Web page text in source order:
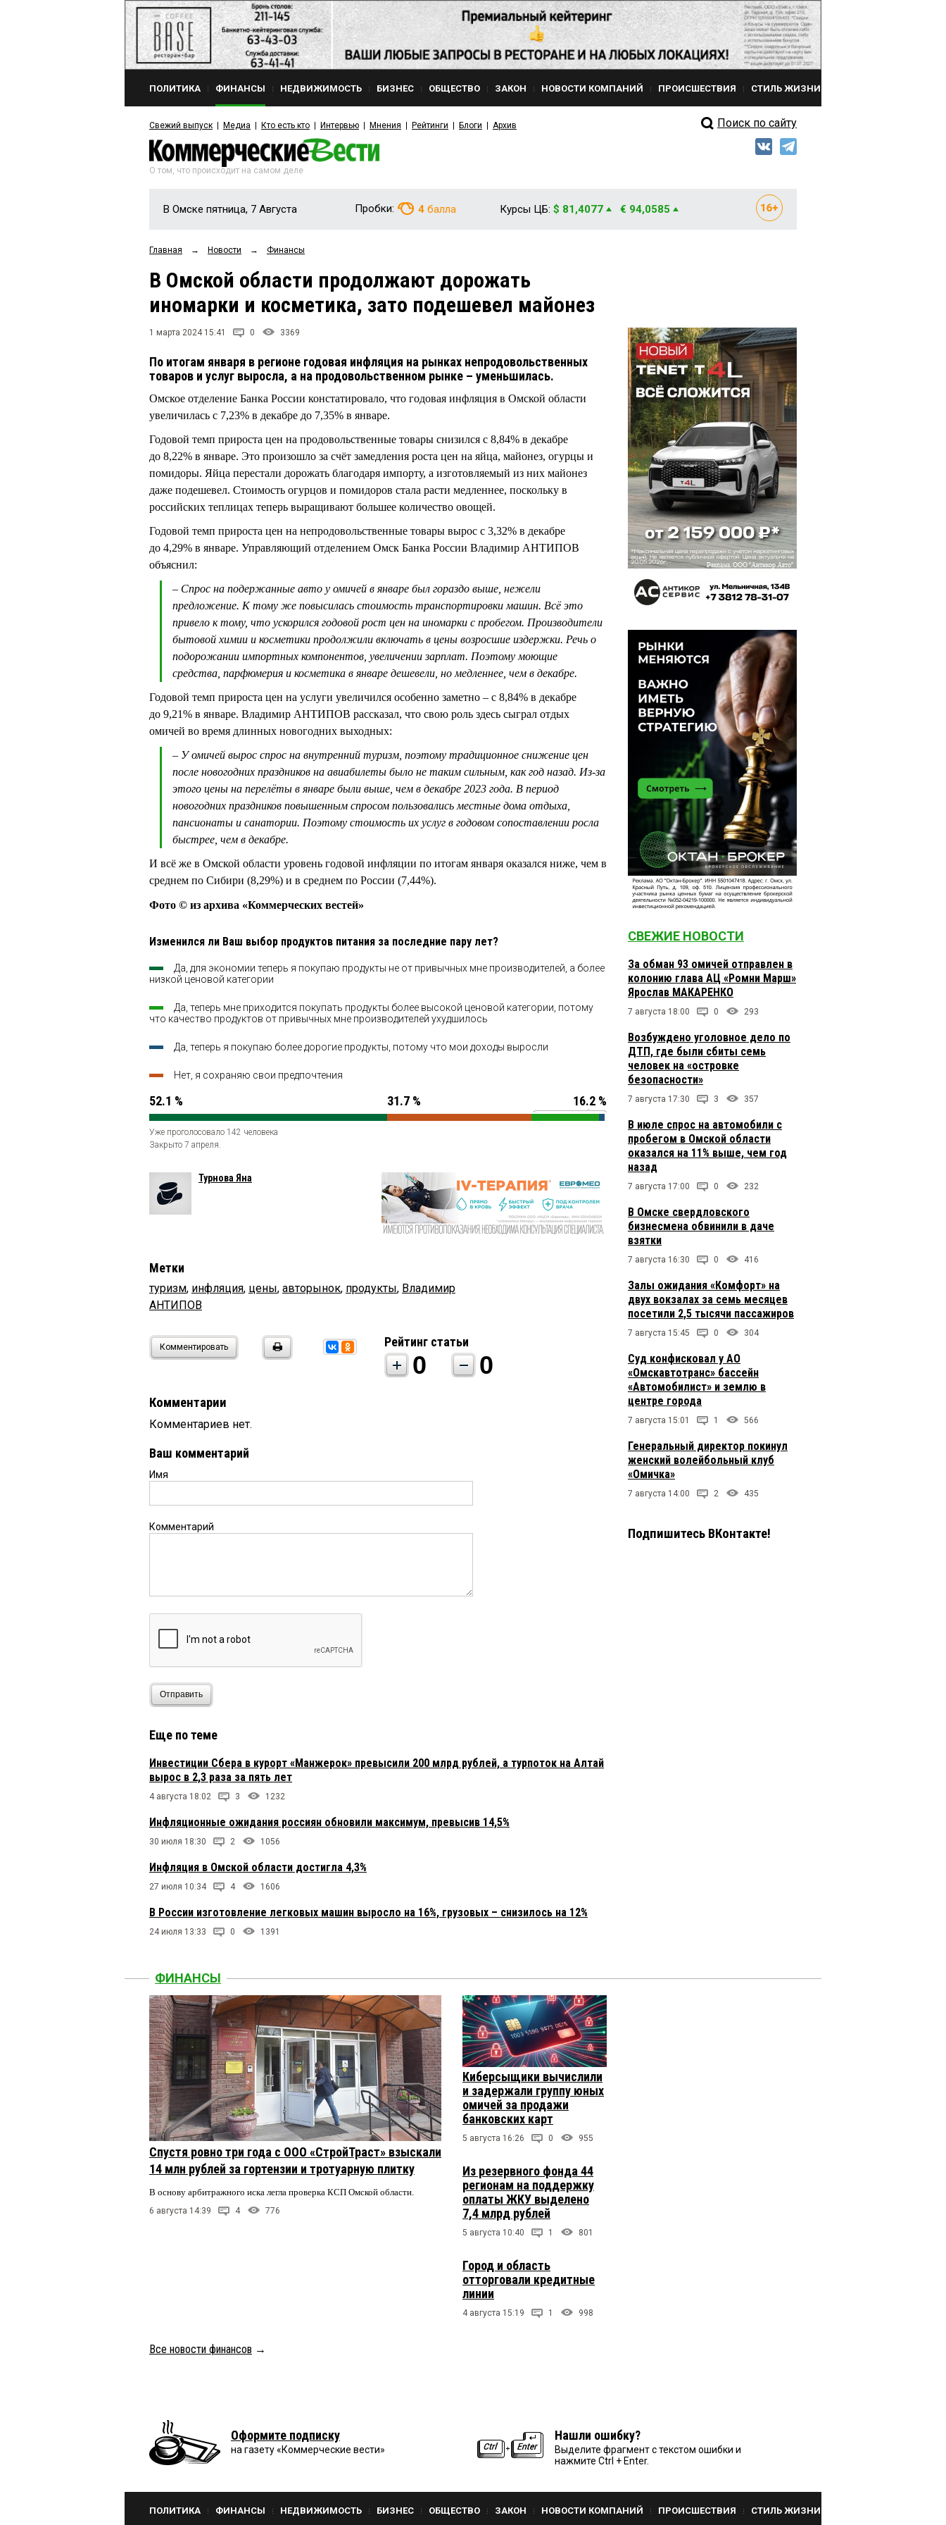
ПОЛИТИКА ФИНАНСЫ НЕДВИЖИМОСТЬ БИЗНЕС ОБЩЕСТВО ЗАКОН НОВОСТИ КОМПАНИЙ ПРОИСШЕСТВИЯ СТИЛЬ ЖИЗНИ
Свежий выпуск Медиа Кто есть кто Интервью Мнения Рейтинги Блоги Архив Поиск по сайту
О том, что происходит на самом деле
В Омске пятница, 7 Августа Пробки: 4 балла Курсы ЦБ: $ 81,4077 € 94,0585
Главная → Новости → Финансы
В Омской области продолжают дорожать
иномарки и косметика, зато подешевел майонез
1 марта 2024 15:41 0 3369
По итогам января в регионе годовая инфляция на рынках непродовольственных
товаров и услуг выросла, а на продовольственном рынке – уменьшилась.
Омское отделение Банка России констатировало, что годовая инфляция в Омской области
увеличилась с 7,23% в декабре до 7,35% в январе.
Годовой темп прироста цен на продовольственные товары снизился с 8,84% в декабре
до 8,22% в январе. Это произошло за счёт замедления роста цен на яйца, майонез, огурцы и
помидоры. Яйца перестали дорожать благодаря импорту, а изготовляемый из них майонез
даже подешевел. Стоимость огурцов и помидоров стала расти медленнее, поскольку в
российских теплицах теперь выращивают большее количество овощей.
Годовой темп прироста цен на непродовольственные товары вырос с 3,32% в декабре
до 4,29% в январе. Управляющий отделением Омск Банка России Владимир АНТИПОВ
объяснил:
– Спрос на подержанные авто у омичей в январе был гораздо выше, нежели
предложение. К тому же повысилась стоимость транспортировки машин. Всё это
привело к тому, что ускорился годовой рост цен на иномарки с пробегом. Производители
бытовой химии и косметики продолжили включать в цены возросшие издержки. Речь о
подорожании импортных компонентов, увеличении зарплат. Поэтому моющие
средства, парфюмерия и косметика в январе дешевели, но медленнее, чем в декабре.
Годовой темп прироста цен на услуги увеличился особенно заметно – с 8,84% в декабре
до 9,21% в январе. Владимир АНТИПОВ рассказал, что свою роль здесь сыграл отдых
омичей во время длинных новогодних выходных:
– У омичей вырос спрос на внутренний туризм, поэтому традиционное снижение цен
после новогодних праздников на авиабилеты было не таким сильным, как год назад. Из-за
этого цены на перелёты в январе были выше, чем в декабре 2023 года. В период
новогодних праздников повышенным спросом пользовались местные дома отдыха,
пансионаты и санатории. Поэтому стоимость их услуг в годовом сопоставлении росла
быстрее, чем в декабре.
И всё же в Омской области уровень годовой инфляции по итогам января оказался ниже, чем в
среднем по Сибири (8,29%) и в среднем по России (7,44%).
Фото © из архива «Коммерческих вестей»
Изменился ли Ваш выбор продуктов питания за последние пару лет?
Да, для экономии теперь я покупаю продукты не от привычных мне производителей, а более
низкой ценовой категории
Да, теперь мне приходится покупать продукты более высокой ценовой категории, потому
что качество продуктов от привычных мне производителей ухудшилось
Да, теперь я покупаю более дорогие продукты, потому что мои доходы выросли
Нет, я сохраняю свои предпочтения
52.1 % 31.7 % 16.2 %
Уже проголосовало 142 человека
Закрыто 7 апреля.
Турнова Яна
Метки
туризм, инфляция, цены, авторынок, продукты, Владимир
АНТИПОВ
Комментировать Рейтинг статьи
0 0
Комментарии
Комментариев нет.
Ваш комментарий
Имя
Комментарий
Отправить
Еще по теме
Инвестиции Сбера в курорт «Манжерок» превысили 200 млрд рублей, а турпоток на Алтай
вырос в 2,3 раза за пять лет
4 августа 18:02 3 1232
Инфляционные ожидания россиян обновили максимум, превысив 14,5%
30 июля 18:30 2 1056
Инфляция в Омской области достигла 4,3%
27 июля 10:34 4 1606
В России изготовление легковых машин выросло на 16%, грузовых – снизилось на 12%
24 июля 13:33 0 1391
СВЕЖИЕ НОВОСТИ
За обман 93 омичей отправлен в
колонию глава АЦ «Ромни Марш»
Ярослав МАКАРЕНКО
7 августа 18:00 0 293
Возбуждено уголовное дело по
ДТП, где были сбиты семь
человек на «островке
безопасности»
7 августа 17:30 3 357
В июле спрос на автомобили с
пробегом в Омской области
оказался на 11% выше, чем год
назад
7 августа 17:00 0 232
В Омске свердловского
бизнесмена обвинили в даче
взятки
7 августа 16:30 0 416
Залы ожидания «Комфорт» на
двух вокзалах за семь месяцев
посетили 2,5 тысячи пассажиров
7 августа 15:45 0 304
Суд конфисковал у АО
«Омскавтотранс» бассейн
«Автомобилист» и землю в
центре города
7 августа 15:01 1 566
Генеральный директор покинул
женский волейбольный клуб
«Омичка»
7 августа 14:00 2 435
Подпишитесь ВКонтакте!
ФИНАНСЫ
Спустя ровно три года с ООО «СтройТраст» взыскали
14 млн рублей за гортензии и тротуарную плитку
В основу арбитражного иска легла проверка КСП Омской области.
6 августа 14:39 4 776
Киберсыщики вычислили
и задержали группу юных
омичей за продажи
банковских карт
5 августа 16:26 0 955
Из резервного фонда 44
регионам на поддержку
оплаты ЖКУ выделено
7,4 млрд рублей
5 августа 10:40 1 801
Город и область
отторговали кредитные
линии
4 августа 15:19 1 998
Все новости финансов →
Оформите подписку
на газету «Коммерческие вести»
Нашли ошибку?
Выделите фрагмент с текстом ошибки и
нажмите Ctrl + Enter.
ПОЛИТИКА ФИНАНСЫ НЕДВИЖИМОСТЬ БИЗНЕС ОБЩЕСТВО ЗАКОН НОВОСТИ КОМПАНИЙ ПРОИСШЕСТВИЯ СТИЛЬ ЖИЗНИ